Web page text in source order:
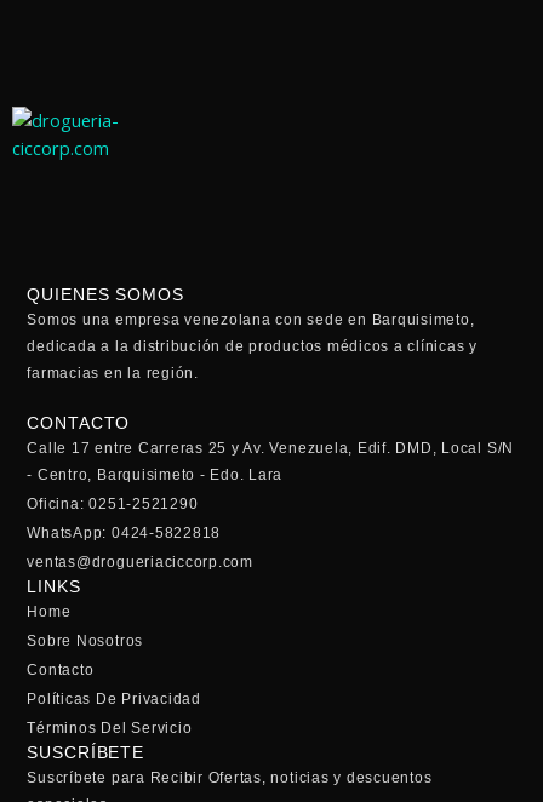
QUIENES SOMOS
Somos una empresa venezolana con sede en Barquisimeto,
dedicada a la distribución de productos médicos a clínicas y
farmacias en la región.
CONTACTO
Calle 17 entre Carreras 25 y Av. Venezuela, Edif. DMD, Local S/N
- Centro, Barquisimeto - Edo. Lara
Oficina: 0251-2521290
WhatsApp: 0424-5822818
ventas@drogueriaciccorp.com
LINKS
Home
Sobre Nosotros
Contacto
Políticas De Privacidad
Términos Del Servicio
SUSCRÍBETE
Suscríbete para Recibir Ofertas, noticias y descuentos